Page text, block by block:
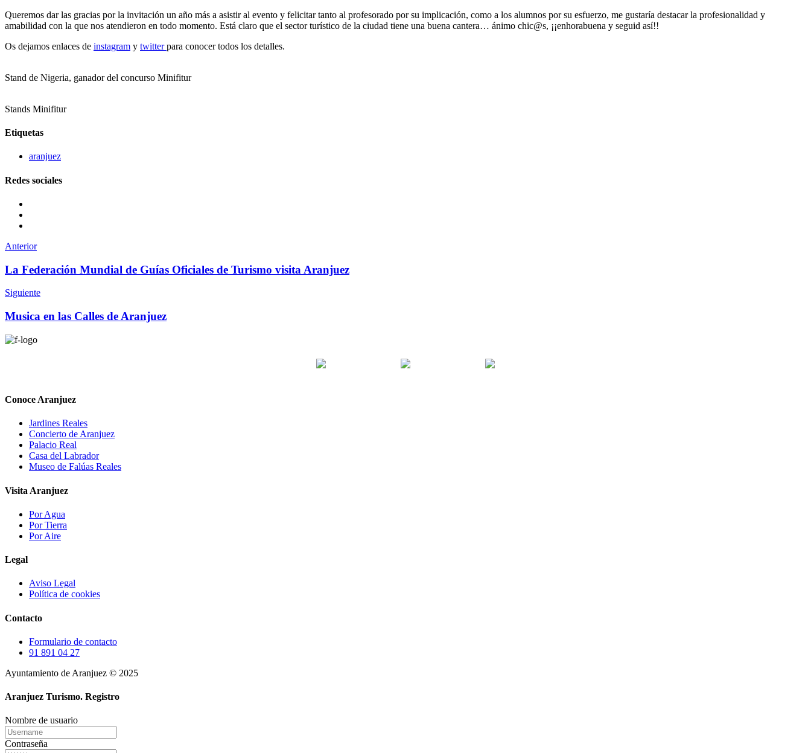
Queremos dar las gracias por la invitación un año más a asistir al evento y felicitar tanto al profesorado por su implicación, como a los alumnos por su esfuerzo, me gustaría destacar la profesionalidad y
amabilidad con la que nos atendieron en todo momento. Está claro que el sector turístico de la ciudad tiene una buena cantera… ánimo chic@s, ¡¡enhorabuena y seguid así!!
Os dejamos enlaces de instagram y twitterpara conocer todos los detalles.
Stand de Nigeria, ganador del concurso Minifitur
Stands Minifitur
Etiquetas
aranjuez
Redes sociales
Anterior
La Federación Mundial de Guías Oficiales de Turismo visita Aranjuez
Siguiente
Musica en las Calles de Aranjuez
Conoce Aranjuez
Jardines Reales
Concierto de Aranjuez
Palacio Real
Casa del Labrador
Museo de Falúas Reales
Visita Aranjuez
Por Agua
Por Tierra
Por Aire
Legal
Aviso Legal
Política de cookies
Contacto
Formulario de contacto
91 891 04 27
Ayuntamiento de Aranjuez © 2025
Aranjuez Turismo. Registro
Nombre de usuario
Contraseña